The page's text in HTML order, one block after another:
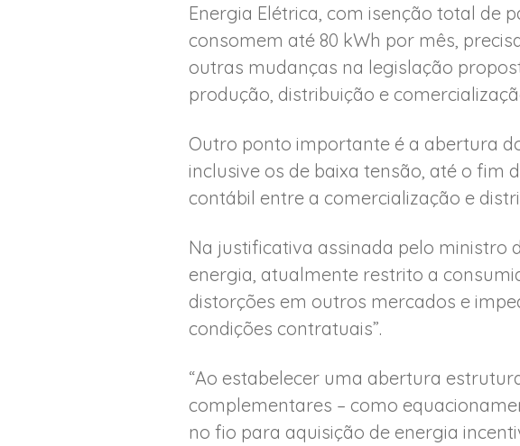
Energia Elétrica, com isenção total de
consomem até 80 kWh por mês,
outras mudanças na legislação
produção, distribuição e
Outro ponto importante é a abertura
inclusive os de baixa tensão, até o fim
contábil entre a comercialização e
Na justificativa assinada pelo ministro
energia, atualmente restrito a
distorções em outros mercados e
condições contratuais”.
“Ao estabelecer uma abertura
complementares – como
no fio para aquisição de energia